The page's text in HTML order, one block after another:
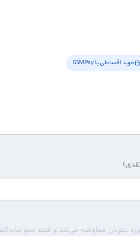
خرید اقساطی با GSMPay
نظرتان معاوضه می‌کند و فقط مبلغ